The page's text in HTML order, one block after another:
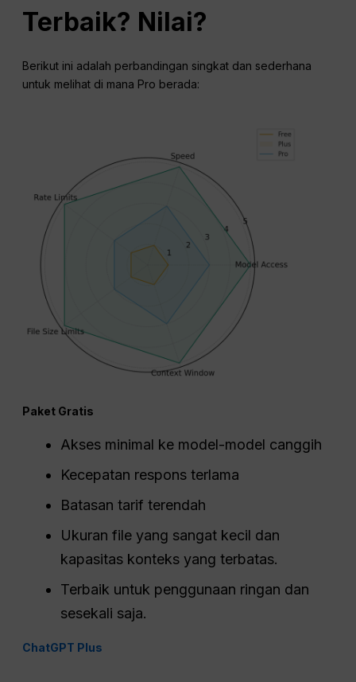
Terbaik? Nilai?
Berikut ini adalah perbandingan singkat dan sederhana
untuk melihat di mana Pro berada:
Paket Gratis
Akses minimal ke model-model canggih
Kecepatan respons terlama
Batasan tarif terendah
Ukuran file yang sangat kecil dan
kapasitas konteks yang terbatas.
Terbaik untuk penggunaan ringan dan
sesekali saja.
ChatGPT Plus